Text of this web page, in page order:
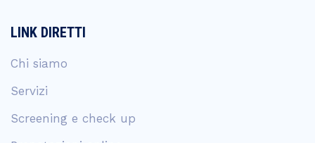
LINK DIRETTI
Chi siamo
Servizi
Screening e check up